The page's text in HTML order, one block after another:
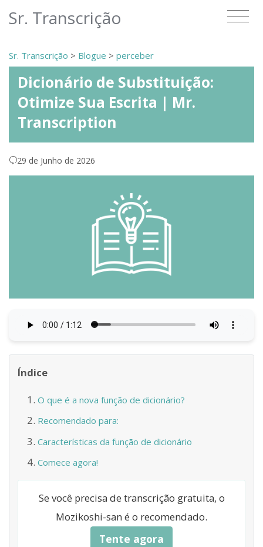
Sr. Transcrição
Sr. Transcrição > Blogue > perceber
Dicionário de Substituição:
Otimize Sua Escrita | Mr.
Transcription
29 de Junho de 2026
Índice
O que é a nova função de dicionário?
Recomendado para:
Características da função de dicionário
Comece agora!
Se você precisa de transcrição gratuita, o
Mozikoshi-san é o recomendado.
Tente agora